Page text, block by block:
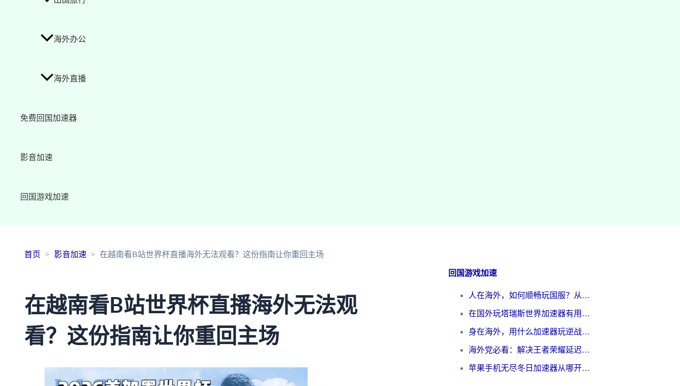
海外办公
海外直播
免费回国加速器
影音加速
回国游戏加速
首页 影音加速 在越南看B站世界杯直播海外无法观看？这份指南让你重回主场
在越南看B站世界杯直播海外无法观
看？这份指南让你重回主场
回国游戏加速
人在海外，如何顺畅玩国服？从《王者荣耀》到《云图计划》的加速器终极指南
在国外玩塔瑞斯世界加速器有用吗？海外玩家亲测后的真实答案
身在海外，用什么加速器玩逆战才能告别延迟？
海外党必看：解决王者荣耀延迟的加速器终极指南——从EVE到猫和老鼠，一个工具全搞定
苹果手机无尽冬日加速器从哪开启？海外玩家的冬日生存指南